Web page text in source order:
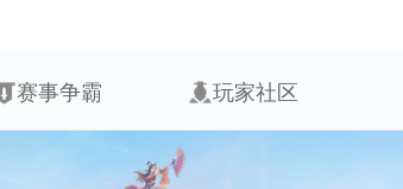
赛事争霸 玩家社区